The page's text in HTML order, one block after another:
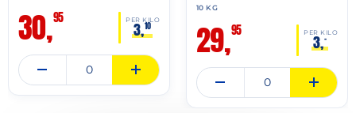
30,95 PER KILO
3,10
10 KG
29,95 PER KILO
3,–